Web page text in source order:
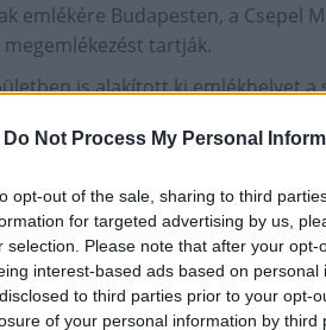
Do Not Process My Personal
opt-out of the sale, sharing to third
for targeted advertising by us,
selection. Please note that after your
interest-based ads based on
to third parties prior to your opt-
of your personal information by third
emlékére Budapesten, a Csepel
tartják.
is alakított ki emlékhelyet a
napokban itt emlékeznek a
Emléknapja tiszteletére 2016.
Szakszervezeti Szövetség
érdekképviseletek
Önkormányzatát Dániel Zoltán